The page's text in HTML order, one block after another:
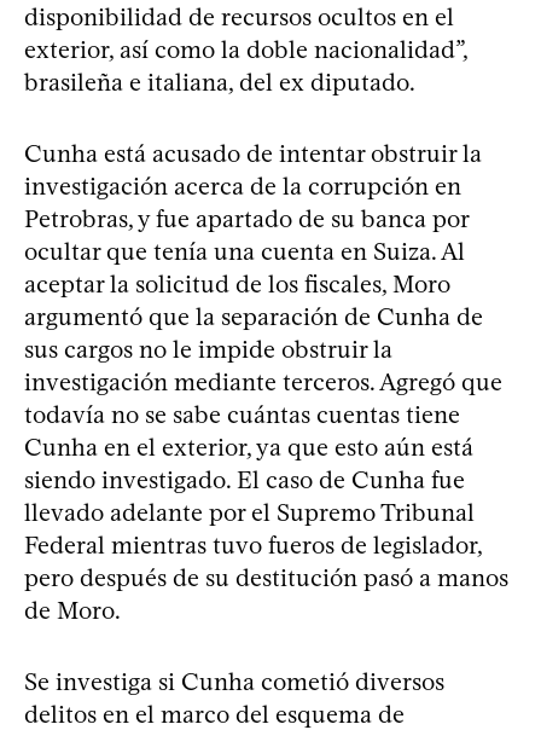
disponibilidad de recursos ocultos en el
exterior, así como la doble nacionalidad”,
brasileña e italiana, del ex diputado.
Cunha está acusado de intentar obstruir la
investigación acerca de la corrupción en
Petrobras, y fue apartado de su banca por
ocultar que tenía una cuenta en Suiza. Al
aceptar la solicitud de los fiscales, Moro
argumentó que la separación de Cunha de
sus cargos no le impide obstruir la
investigación mediante terceros. Agregó que
todavía no se sabe cuántas cuentas tiene
Cunha en el exterior, ya que esto aún está
siendo investigado. El caso de Cunha fue
llevado adelante por el Supremo Tribunal
Federal mientras tuvo fueros de legislador,
pero después de su destitución pasó a manos
de Moro.
Se investiga si Cunha cometió diversos
delitos en el marco del esquema de